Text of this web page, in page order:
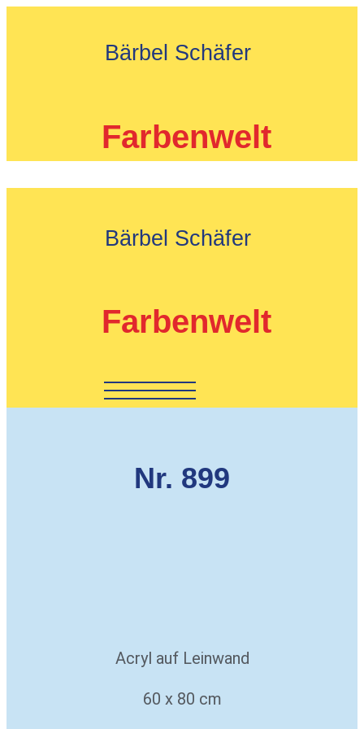
Bärbel Schäfer
Farbenwelt
Bärbel Schäfer
Farbenwelt
Nr. 899
Acryl auf Leinwand
60 x 80 cm